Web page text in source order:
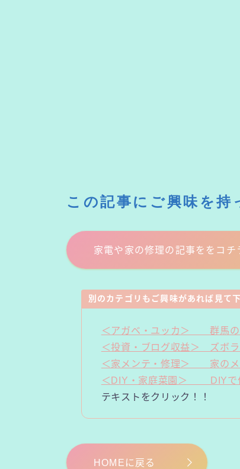
この記事にご興味を持
家電や家の修理の記事ををコチ
別のカテゴリもご興味があれば見て下
＜アガベ・ユッカ＞ 群馬の
＜投資・ブログ収益＞ ズボラ
＜家メンテ・修理＞ 家のメ
＜DIY・家庭菜園＞ DIYで
テキストをクリック！！
HOMEに戻る